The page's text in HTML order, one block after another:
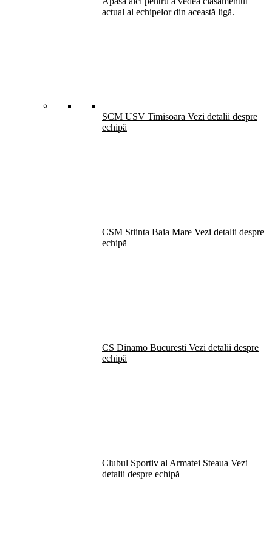
actual al echipelor din această ligă.
SCM USV Timisoara Vezi detalii despre
echipă
CSM Stiinta Baia Mare Vezi detalii despre
echipă
CS Dinamo Bucuresti Vezi detalii despre
echipă
Clubul Sportiv al Armatei Steaua Vezi
detalii despre echipă